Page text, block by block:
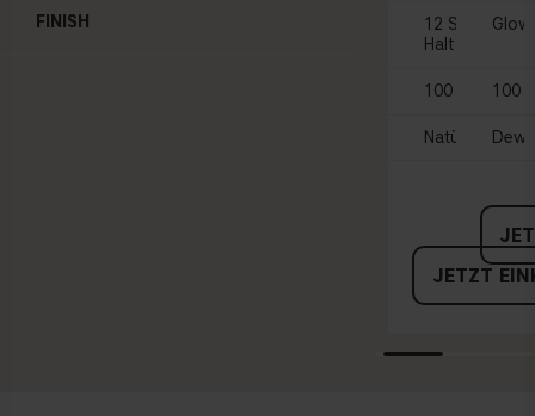
FINISH
12 Stunden
Halt
100 ml & 55
Natürlich
JETZT
100
Dewy